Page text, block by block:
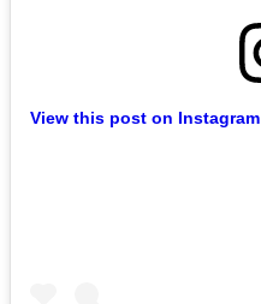
View this post on Instagram